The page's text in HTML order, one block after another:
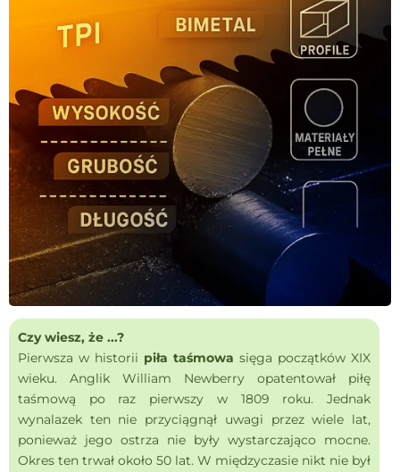
Czy wiesz, że ...?
Pierwsza w historii piła taśmowa sięga początków XIX
wieku. Anglik William Newberry opatentował piłę
taśmową po raz pierwszy w 1809 roku. Jednak
wynalazek ten nie przyciągnął uwagi przez wiele lat,
ponieważ jego ostrza nie były wystarczająco mocne.
Okres ten trwał około 50 lat. W międzyczasie nikt nie był